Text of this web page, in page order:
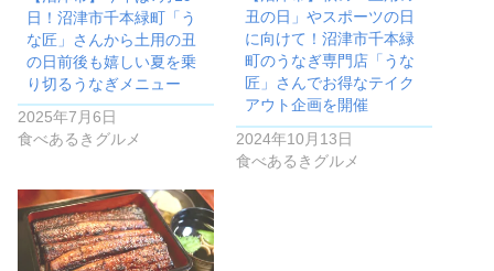
日！沼津市千本緑町「う
な匠」さんから土用の丑
の日前後も嬉しい夏を乗
り切るうなぎメニュー
2025年7月6日
食べあるきグルメ
丑の日」やスポーツの日
に向けて！沼津市千本緑
町のうなぎ専門店「うな
匠」さんでお得なテイク
アウト企画を開催
2024年10月13日
食べあるきグルメ